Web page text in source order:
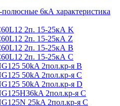
6кА характеристика
2п. 15-25кА K
2п. 15-25кА Z
2п. 15-25кА B
2п. 15-25кА C
50kA 2пол.кр-я B
50kA 2пол.кр-я C
50kA 2пол.кр-я D
2пол.кр-я C
25kA 2пол.кр-я C